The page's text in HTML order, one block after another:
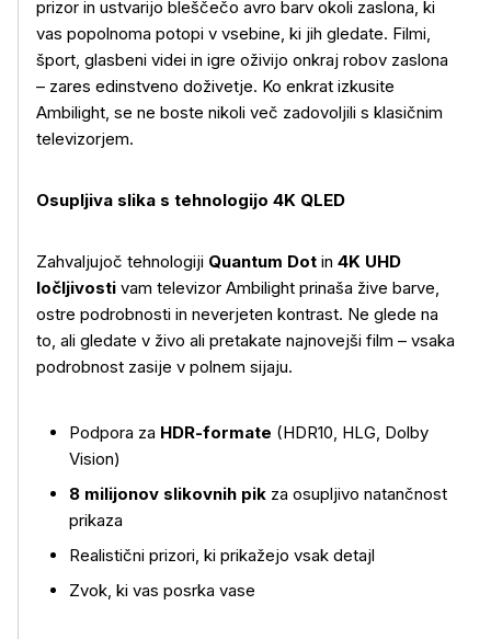
prizor in ustvarijo bleščečo avro barv okoli zaslona, ki
vas popolnoma potopi v vsebine, ki jih gledate. Filmi,
šport, glasbeni videi in igre oživijo onkraj robov zaslona
– zares edinstveno doživetje. Ko enkrat izkusite
Ambilight, se ne boste nikoli več zadovoljili s klasičnim
televizorjem.
Osupljiva slika s tehnologijo 4K QLED
Zahvaljujoč tehnologiji Quantum Dot in 4K UHD
ločljivosti vam televizor Ambilight prinaša žive barve,
ostre podrobnosti in neverjeten kontrast. Ne glede na
to, ali gledate v živo ali pretakate najnovejši film – vsaka
podrobnost zasije v polnem sijaju.
Podpora za HDR-formate (HDR10, HLG, Dolby
Vision)
8 milijonov slikovnih pik za osupljivo natančnost
prikaza
Realistični prizori, ki prikažejo vsak detajl
Zvok, ki vas posrka vase